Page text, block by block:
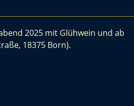
2025 mit Glühwein und ab
18375 Born).